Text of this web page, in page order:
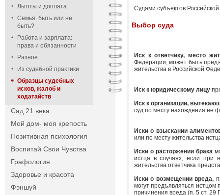
Льготы и доплата
Семья: быть или не
быть?
Работа и зарплата:
права и обязанности
Разное
Из судебной практики
Образцы судебных
исков, жалоб и
ходатайств
Сад 21 века
Мой дом- моя крепость
Позитивная психология
Воспитай Свои Чувства
Графология
Здоровье и красота
Фэншуй
Судами субъектов
Выбор суда
Иск к ответчику, место
Федерации, может быть
жительства в Российской
Иск к юридическому лицу
Иск к организации,
суд по месту нахождения ее
Иски о взыскании
или по месту жительства
Иски о расторжении брака
истца в случаях, если при
жительства ответчика
Иски о возмещении вреда,
могут предъявляться истцом
причинения вреда (п. 5 ст. 29